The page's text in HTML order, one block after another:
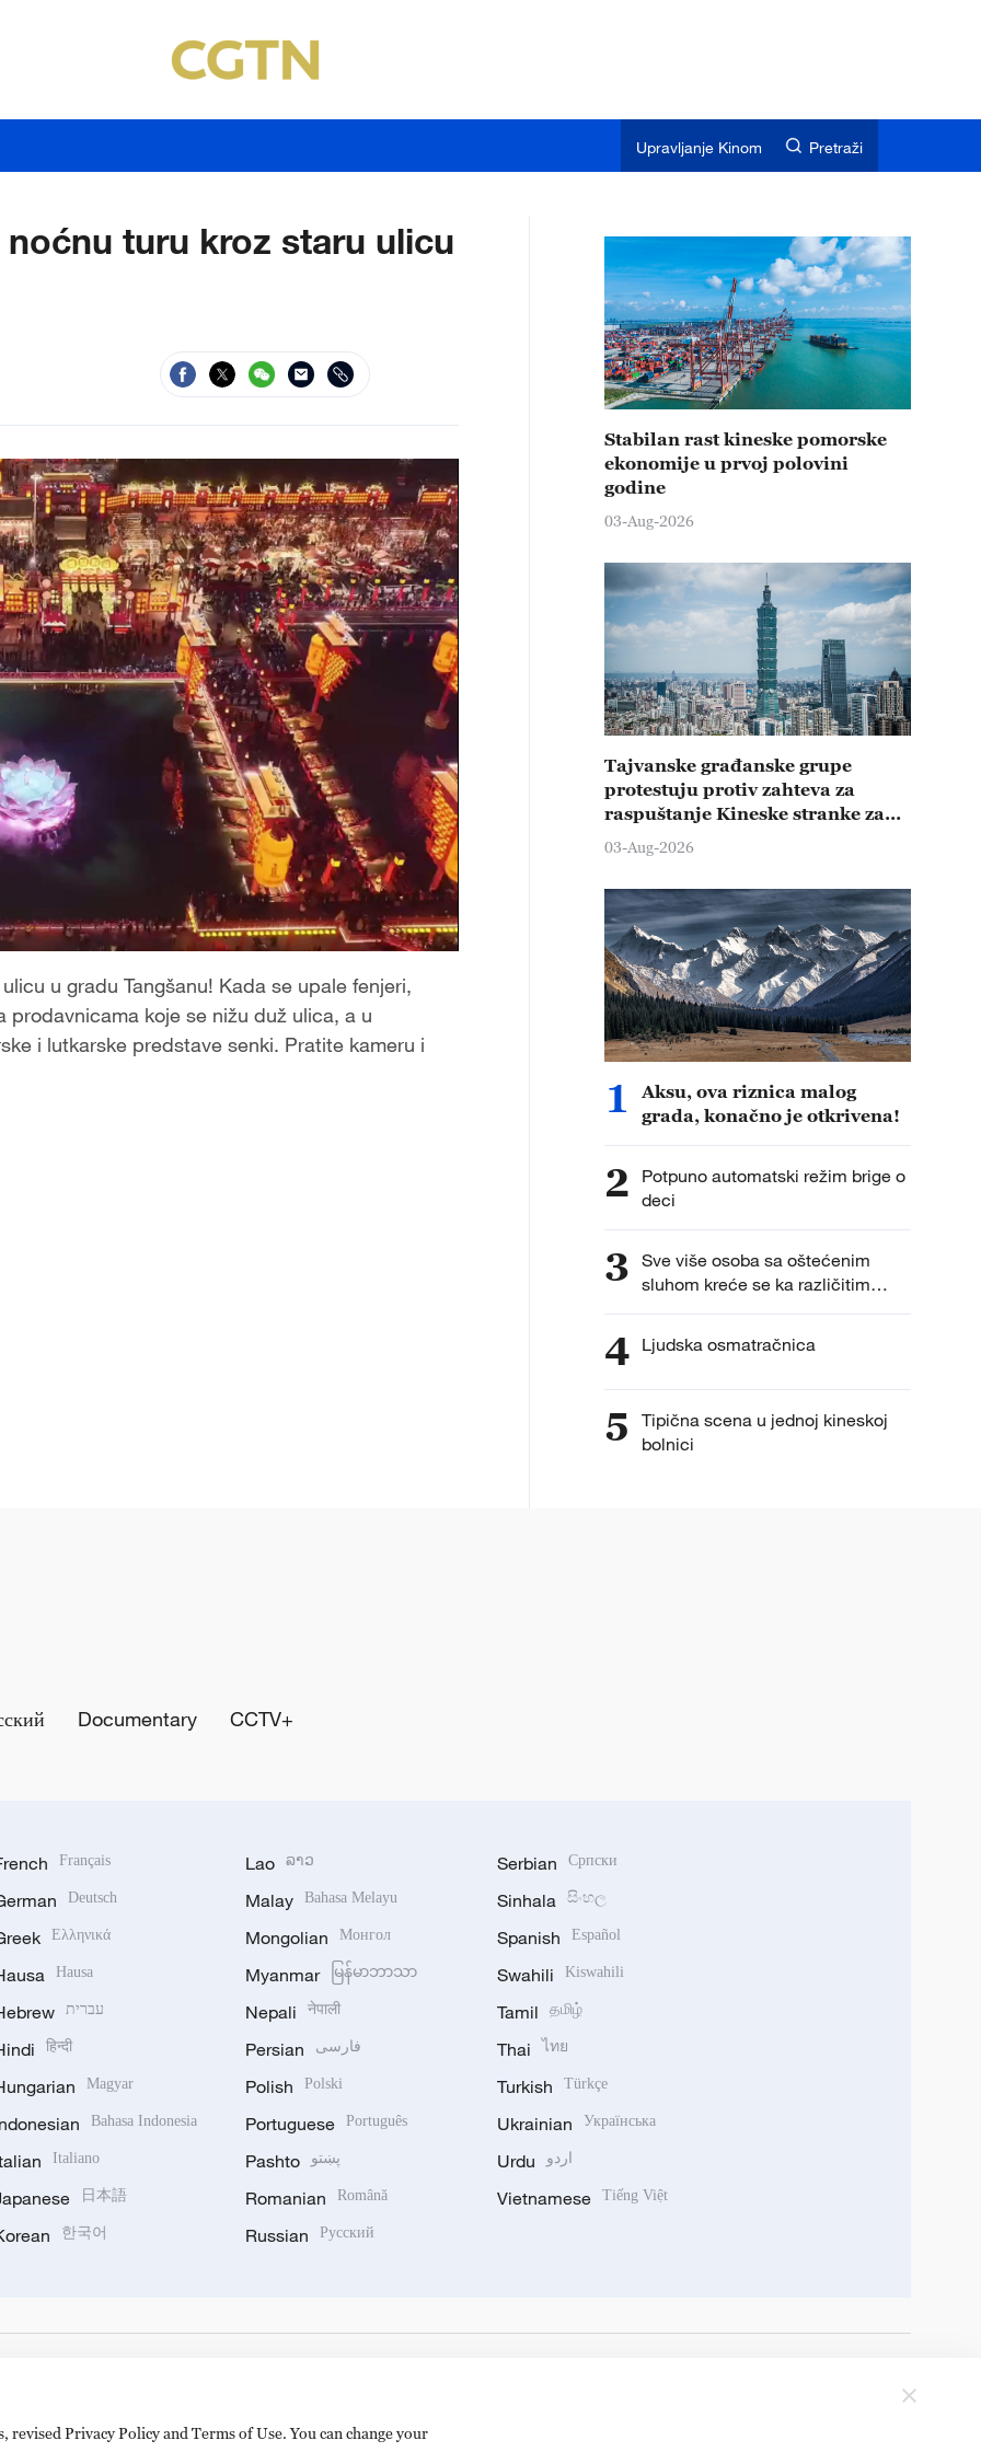
Upravljanje Kinom Pretraži
turu kroz staru ulicu
u gradu Tangšanu! Kada se upale fenjeri,
koje se nižu duž ulica, a u
i lutkarske predstave senki. Pratite kameru i
Stabilan rast kineske pomorske
ekonomije u prvoj polovini
godine
03-Aug-2026
Tajvanske građanske grupe
protestuju protiv zahteva za
raspuštanje Kineske stranke za
promociju ujedinjenja
03-Aug-2026
1
Aksu, ova riznica malog
grada, konačno je otkrivena!
2
Potpuno automatski režim brige o
deci
3 Sve više osoba sa oštećenim
sluhom kreće se ka različitim
karijerama
4 Ljudska osmatračnica
5
Tipična scena u jednoj kineskoj
bolnici
Documentary CCTV+
Français
Deutsch
Ελληνικά
Hausa
עברית
हिन्दी
Magyar
Bahasa Indonesia
Italiano
日本語
한국어
Lao ລາວ
Malay Bahasa Melayu
Mongolian Монгол
Myanmar မြန်မာဘာသာ
Nepali नेपाली
Persian فارسی
Polish Polski
Portuguese Português
Pashto پښتو
Romanian Română
Russian Русский
Serbian Српски
Sinhala සිංහල
Spanish Español
Swahili Kiswahili
Tamil தமிழ்
Thai ไทย
Turkish Türkçe
Ukrainian Українська
Urdu اردو
Vietnamese Tiếng Việt
Privacy Policy and Terms of Use. You can change your